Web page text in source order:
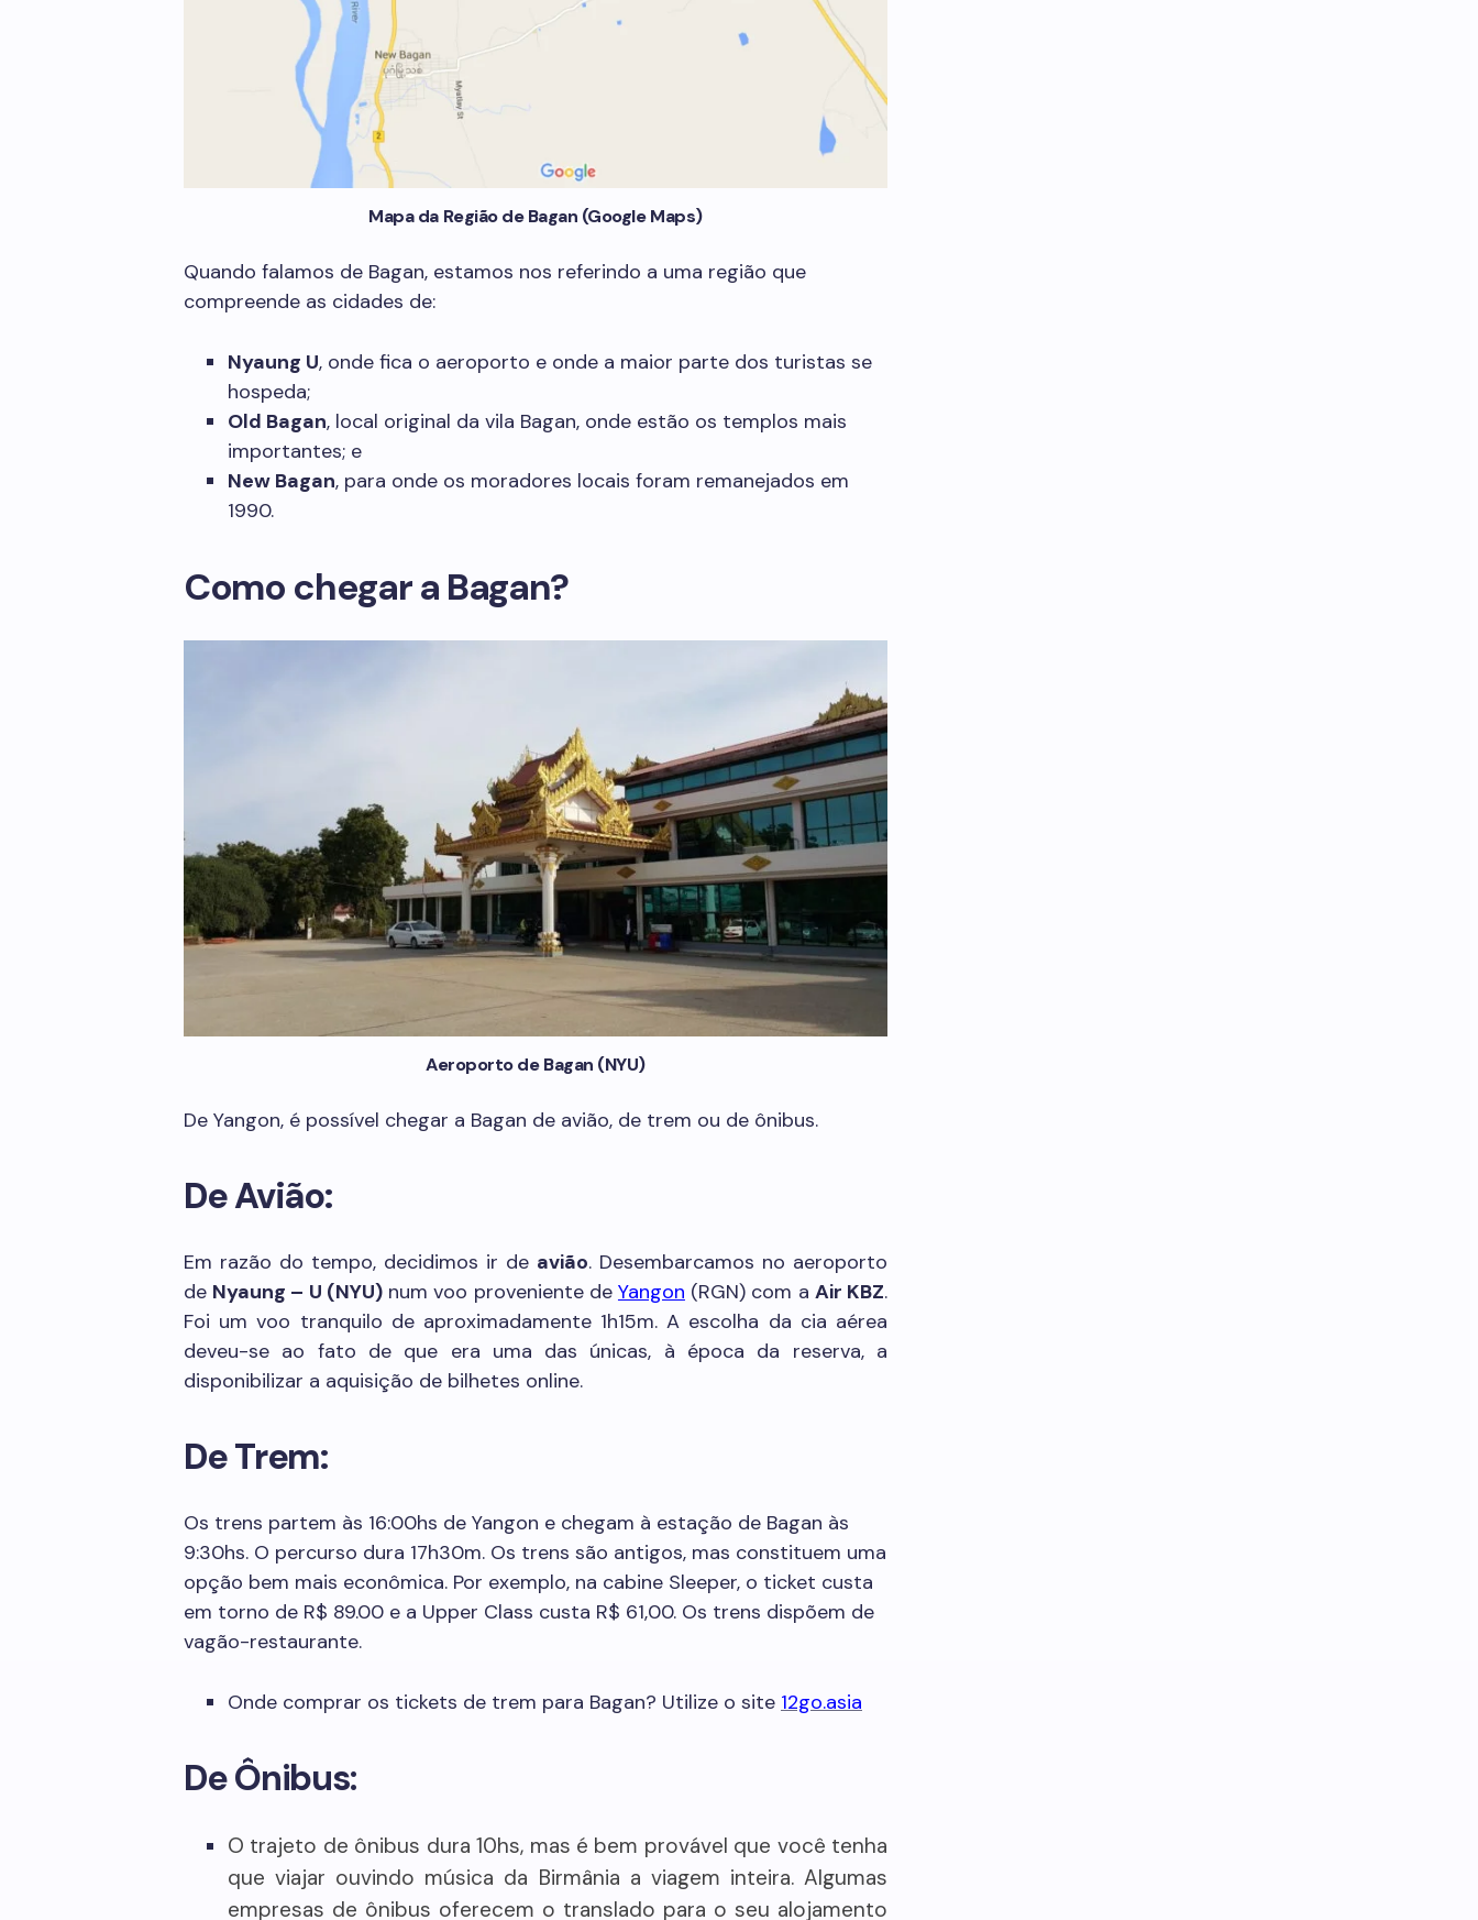
Mapa da Região de Bagan (Google Maps)
Quando falamos de Bagan, estamos nos referindo a uma região que
compreende as cidades de:
Nyaung U, onde fica o aeroporto e onde a maior parte dos turistas se
hospeda;
Old Bagan, local original da vila Bagan, onde estão os templos mais
importantes; e
New Bagan, para onde os moradores locais foram remanejados em
1990.
Como chegar a Bagan?
Aeroporto de Bagan (NYU)
De Yangon, é possível chegar a Bagan de avião, de trem ou de ônibus.
De Avião:
Em razão do tempo, decidimos ir de avião. Desembarcamos no aeroporto
de Nyaung – U (NYU)num voo proveniente de Yangon (RGN) com a Air KBZ.
Foi um voo tranquilo de aproximadamente 1h15m. A escolha da cia aérea
deveu-se ao fato de que era uma das únicas, à época da reserva, a
disponibilizar a aquisição de bilhetes online.
De Trem:
Os trens partem às 16:00hs de Yangon e chegam à estação de Bagan às
9:30hs. O percurso dura 17h30m. Os trens são antigos, mas constituem uma
opção bem mais econômica. Por exemplo, na cabine Sleeper, o ticket custa
em torno de R$ 89.00 e a Upper Class custa R$ 61,00. Os trens dispõem de
vagão-restaurante.
Onde comprar os tickets de trem para Bagan? Utilize o site 12go.asia
De Ônibus:
O trajeto de ônibus dura 10hs, mas é bem provável que você tenha
que viajar ouvindo música da Birmânia a viagem inteira. Algumas
empresas de ônibus oferecem o translado para o seu alojamento